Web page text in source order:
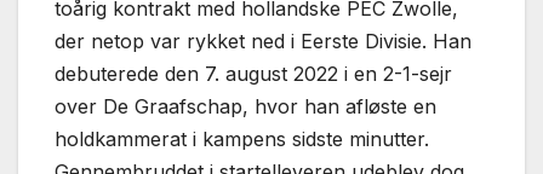
toårig kontrakt med hollandske PEC Zwolle,
der netop var rykket ned i Eerste Divisie. Han
debuterede den 7. august 2022 i en 2-1-sejr
over De Graafschap, hvor han afløste en
holdkammerat i kampens sidste minutter.